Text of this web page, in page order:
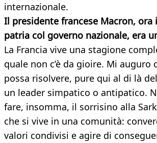
internazionale.
Il presidente francese Macron,
patria col governo nazionale, era
La Francia vive una stagione
quale non c’è da gioire. Mi auguro
possa risolvere, pure qui al di là
un leader simpatico o antipatico.
fare, insomma, il sorrisino alla
che si vive in una comunità:
valori condivisi e agire di